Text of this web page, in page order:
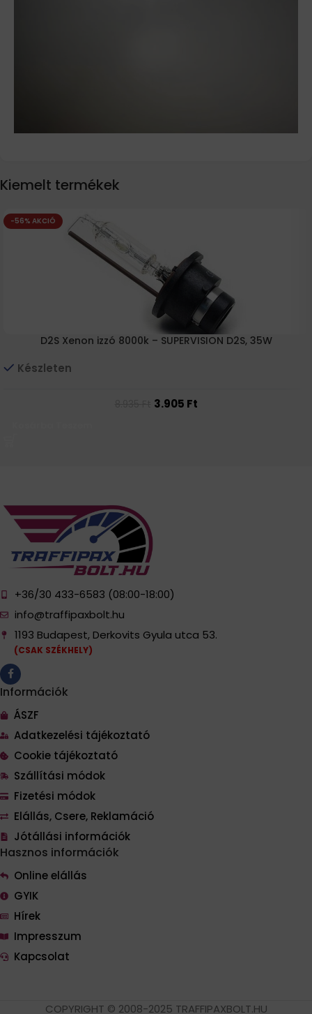
Kiemelt termékek
-56% AKCIÓ
D2S Xenon izzó 8000k – SUPERVISION D2S, 35W
Készleten
3.905 Ft
+36/30 433-6583 (08:00-18:00)
info@traffipaxbolt.hu
1193 Budapest, Derkovits Gyula utca 53.
(CSAK SZÉKHELY)
Információk
ÁSZF
Adatkezelési tájékoztató
Cookie tájékoztató
Szállítási módok
Fizetési módok
Elállás, Csere, Reklamáció
Jótállási információk
Hasznos információk
Online elállás
GYIK
Hírek
Impresszum
Kapcsolat
COPYRIGHT © 2008-2025 TRAFFIPAXBOLT.HU